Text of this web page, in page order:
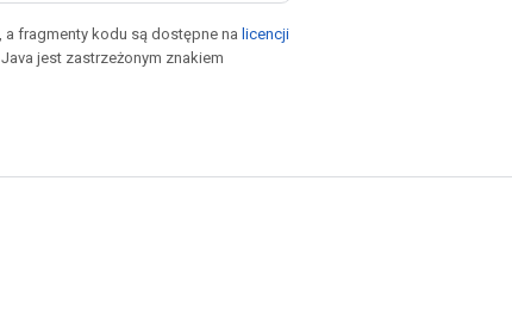
, a fragmenty kodu są dostępne na licencji
. Java jest zastrzeżonym znakiem